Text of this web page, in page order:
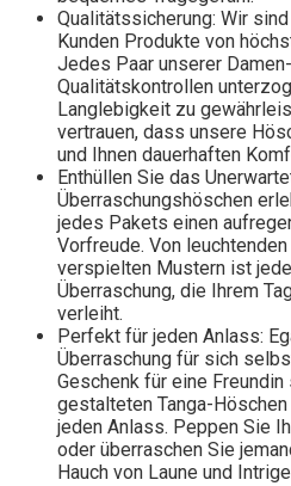
Qualitätssicherung: Wir
Kunden Produkte von
Jedes Paar unserer
Qualitätskontrollen
Langlebigkeit zu
vertrauen, dass unsere
und Ihnen dauerhaften
Enthüllen Sie das
Überraschungshöschen
jedes Pakets einen
Vorfreude. Von
verspielten Mustern ist
Überraschung, die Ihrem
verleiht.
Perfekt für jeden Anlass:
Überraschung für sich
Geschenk für eine
gestalteten Tanga-
jeden Anlass. Peppen Sie
oder überraschen Sie
Hauch von Laune und